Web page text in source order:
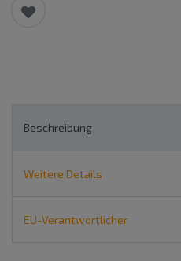
Beschreibung
Weitere Details
EU-Verantwortlicher